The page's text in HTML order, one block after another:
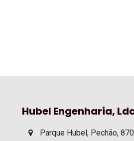
Hubel Engenharia,
Parque Hubel, Pechão,